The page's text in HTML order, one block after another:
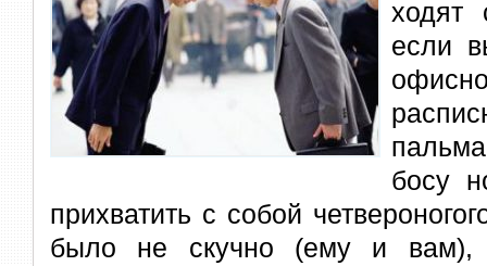
ходят
если
босу
прихватить с собой
было не скучно (ему и вам),